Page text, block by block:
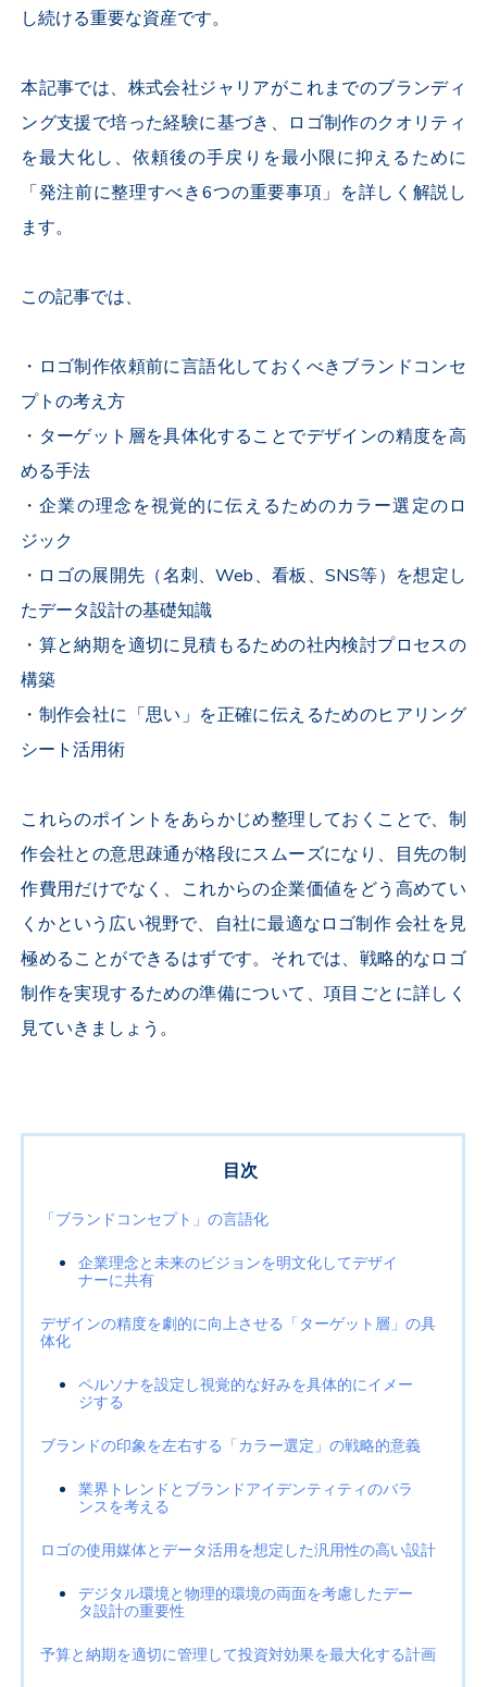
し続ける重要な資産です。
本記事では、株式会社ジャリアがこれまでのブランディ
ング支援で培った経験に基づき、ロゴ制作のクオリティ
を最大化し、依頼後の手戻りを最小限に抑えるために
「発注前に整理すべき6つの重要事項」を詳しく解説し
ます。
この記事では、
・ロゴ制作依頼前に言語化しておくべきブランドコンセ
プトの考え方
・ターゲット層を具体化することでデザインの精度を高
める手法
・企業の理念を視覚的に伝えるためのカラー選定のロ
ジック
・ロゴの展開先（名刺、Web、看板、SNS等）を想定し
たデータ設計の基礎知識
・算と納期を適切に見積もるための社内検討プロセスの
構築
・制作会社に「思い」を正確に伝えるためのヒアリング
シート活用術
これらのポイントをあらかじめ整理しておくことで、制
作会社との意思疎通が格段にスムーズになり、目先の制
作費用だけでなく、これからの企業価値をどう高めてい
くかという広い視野で、自社に最適なロゴ制作 会社を見
極めることができるはずです。それでは、戦略的なロゴ
制作を実現するための準備について、項目ごとに詳しく
見ていきましょう。
目次
「ブランドコンセプト」の言語化
企業理念と未来のビジョンを明文化してデザイ
ナーに共有
デザインの精度を劇的に向上させる「ターゲット層」の具
体化
ペルソナを設定し視覚的な好みを具体的にイメー
ジする
ブランドの印象を左右する「カラー選定」の戦略的意義
業界トレンドとブランドアイデンティティのバラ
ンスを考える
ロゴの使用媒体とデータ活用を想定した汎用性の高い設計
デジタル環境と物理的環境の両面を考慮したデー
タ設計の重要性
予算と納期を適切に管理して投資対効果を最大化する計画